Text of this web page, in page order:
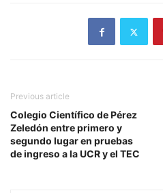
Previous article
Colegio Científico de Pérez
Zeledón entre primero y
segundo lugar en pruebas
de ingreso a la UCR y el TEC